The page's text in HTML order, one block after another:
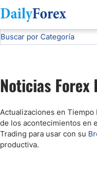
Divulgación del Anunciante
Buscar por Categoría
Comunicado de Prensa
Forex Figures
Webinars
Noticias Forex
Actualizaciones en Tiempo
de los acontecimientos en
Trading para usar con su
productiva.